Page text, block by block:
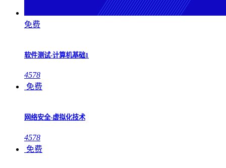
免费
软件测试-计算机基础1
4578
免费
网络安全-虚拟化技术
4578
免费